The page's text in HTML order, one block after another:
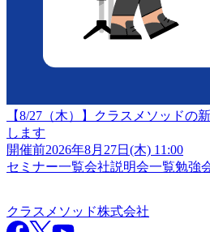
【8/27（木）】クラスメソッドの
します
開催前2026年8月27日(木) 11:00
セミナー一覧会社説明会一覧勉強
クラスメソッド株式会社
Facebook
X YouTube